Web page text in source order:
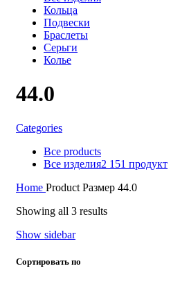
Кольца
Подвески
Браслеты
Серьги
Колье
44.0
Categories
Все products
Все изделия2 151 продукт
Home Product Размер 44.0
Showing all 3 results
Show sidebar
Сортировать по